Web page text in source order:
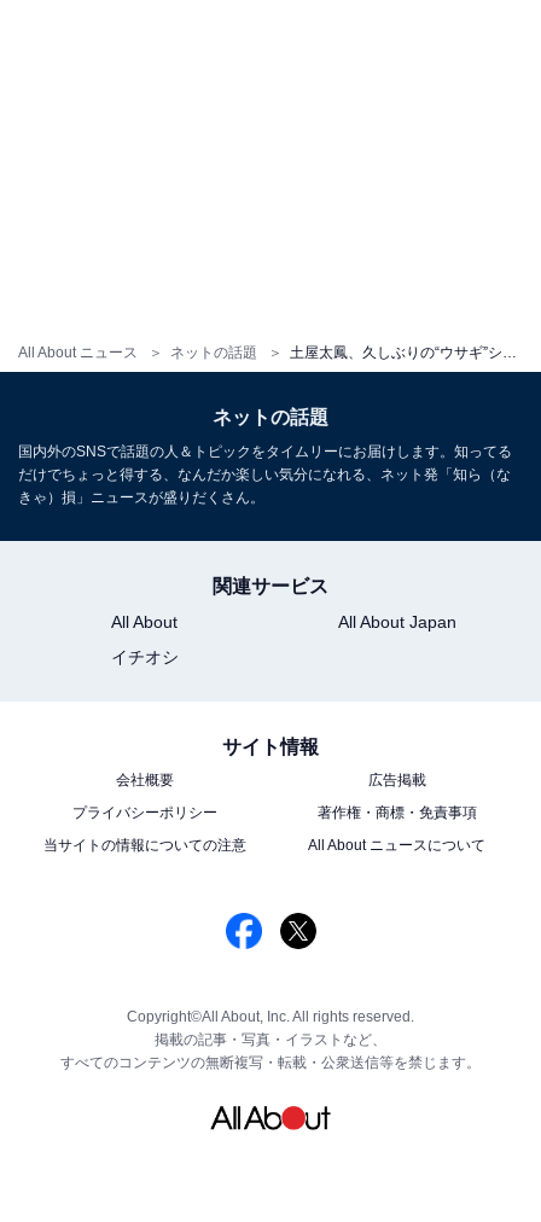
All About ニュース ネットの話題
ネットの話題
国内外のSNSで話題の人＆トピックをタイムリーにお届けします。知ってる
だけでちょっと得する、なんだか楽しい気分になれる、ネット発「知ら（な
きゃ）損」ニュースが盛りだくさん。
関連サービス
All About
All About Japan
イチオシ
サイト情報
会社概要
広告掲載
プライバシーポリシー
著作権・商標・免責事項
当サイトの情報についての注意
All About ニュースについて
Copyright©All About, Inc. All rights reserved.
掲載の記事・写真・イラストなど、
すべてのコンテンツの無断複写・転載・公衆送信等を禁じます。